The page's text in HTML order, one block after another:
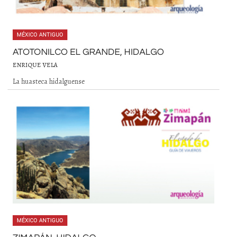
MÉXICO ANTIGUO
ATOTONILCO EL GRANDE, HIDALGO
ENRIQUE VELA
La huasteca hidalguense
MÉXICO ANTIGUO